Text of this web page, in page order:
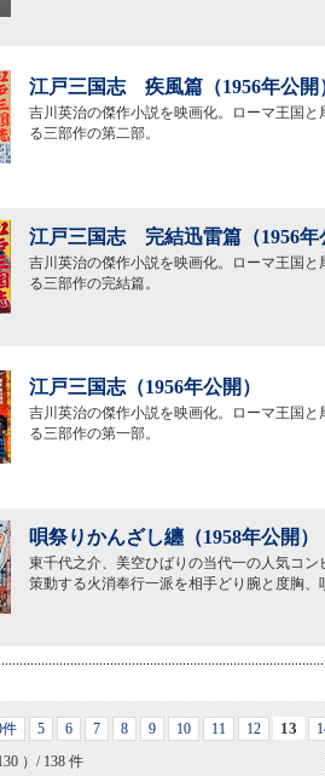
江戸三国志 疾風篇（1956年公開
吉川英治の傑作小説を映画化。ローマ王国
る三部作の第二部。
江戸三国志 完結迅雷篇（1956年
吉川英治の傑作小説を映画化。ローマ王国
る三部作の完結篇。
江戸三国志（1956年公開）
吉川英治の傑作小説を映画化。ローマ王国
る三部作の第一部。
唄祭りかんざし纏（1958年公開）
東千代之介、美空ひばりの当代一の人気コ
策動する火消奉行一派を相手どり腕と度胸
5 6 7 8 9 10 11 12 13
）/ 138 件